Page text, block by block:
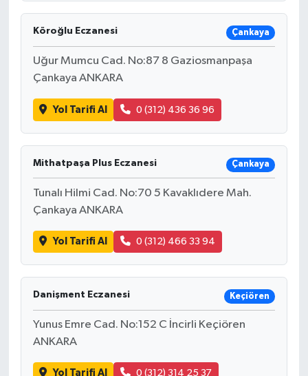
Köroğlu Eczanesi Çankaya
Uğur Mumcu Cad. No:87 8 Gaziosmanpaşa
Çankaya ANKARA
Yol Tarifi Al 0 (312) 436 36 96
Mithatpaşa Plus Eczanesi Çankaya
Tunalı Hilmi Cad. No:70 5 Kavaklıdere Mah.
Çankaya ANKARA
Yol Tarifi Al 0 (312) 466 33 94
Danişment Eczanesi Keçiören
Yunus Emre Cad. No:152 C İncirli Keçiören
ANKARA
Yol Tarifi Al 0 (312) 314 25 37